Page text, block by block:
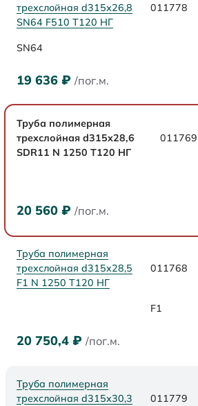
трехслойная d315х26,8
SN64 F510 Т120 НГ
011778
SN64
19 636 ₽ /пог.м.
Труба полимерная
трехслойная d315x28,6
SDR11 N 1250 Т120 НГ
011769
20 560 ₽ /пог.м.
Труба полимерная
трехслойная d315x28,5
F1 N 1250 Т120 НГ
011768
F1
20 750,4 ₽ /пог.м.
Труба полимерная
трехслойная d315х30,3
011779